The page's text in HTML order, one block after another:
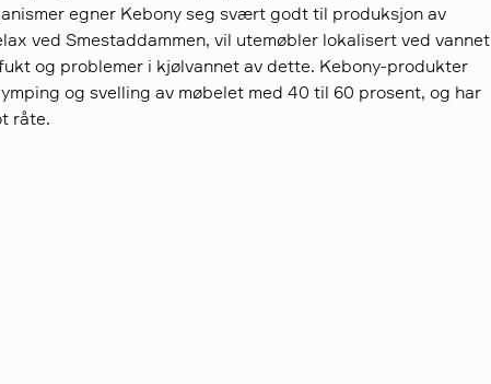
egner Kebony seg svært godt til produksjon av
ved Smestaddammen, vil utemøbler lokalisert ved vannet
og problemer i kjølvannet av dette. Kebony-produkter
og svelling av møbelet med 40 til 60 prosent, og har
råte.